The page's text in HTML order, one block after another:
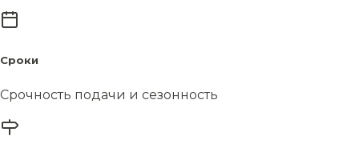
Сроки
Срочность подачи и сезонность